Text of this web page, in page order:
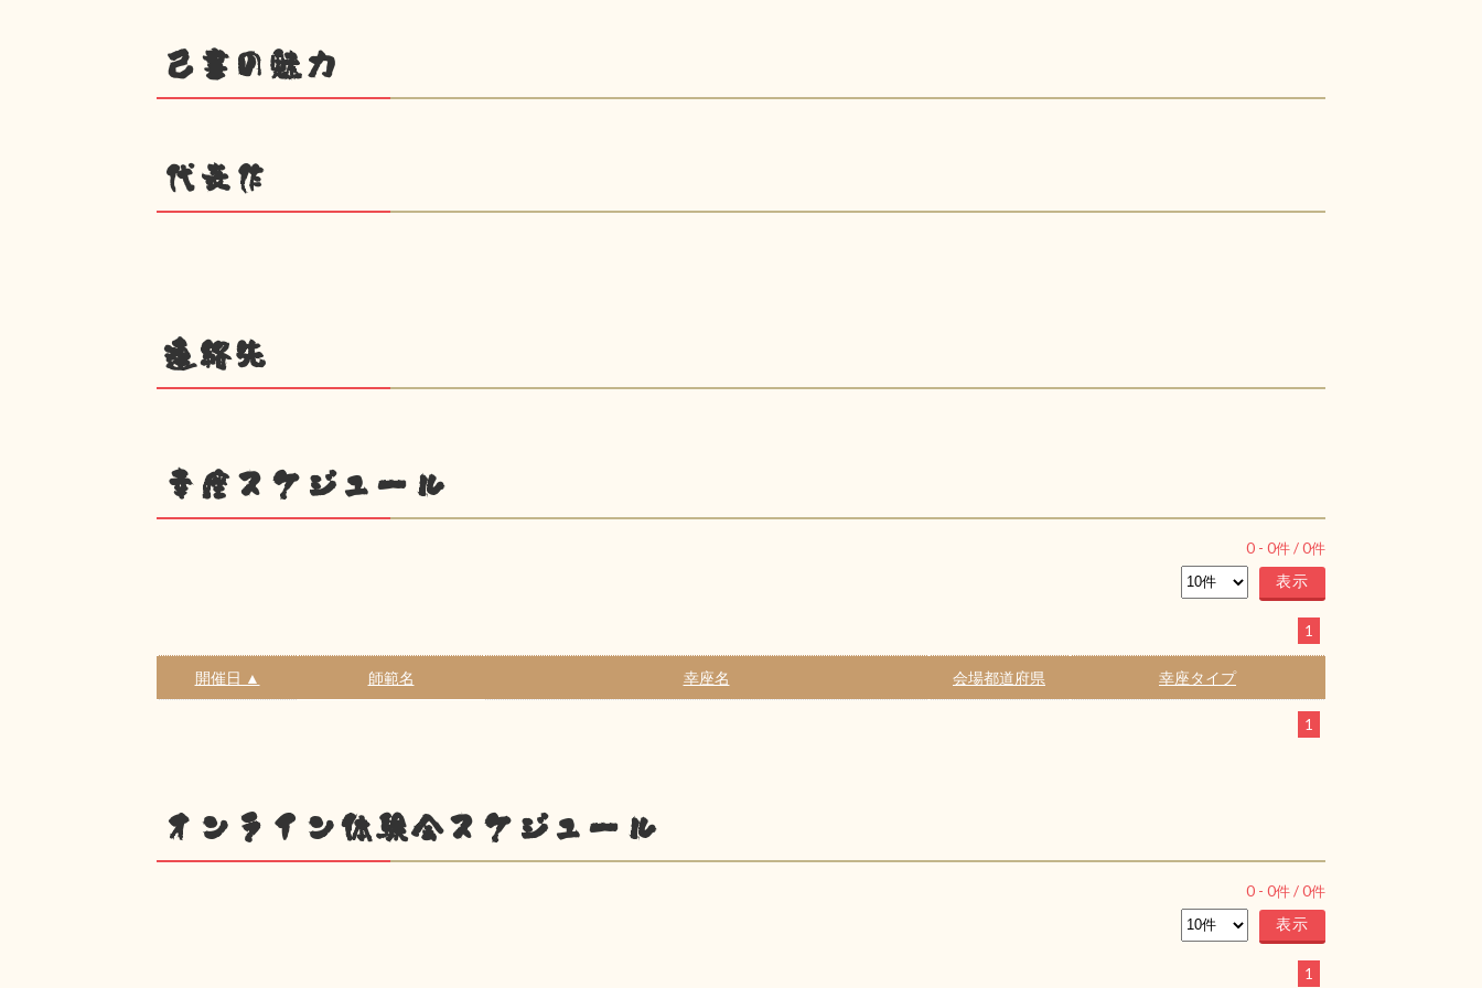
己書の魅力
代表作
連絡先
幸座スケジュール
0 - 0件 /0件
1
開催日 ▲ 師範名 幸座名 会場都道府県 幸座タイプ
1
オンライン体験会スケジュール
0 - 0件 /0件
1